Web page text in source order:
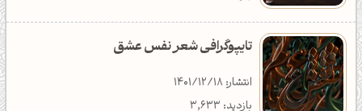
تایپوگرافی شعر نفس عشق
انتشار: 1401/12/18
بازدید: 3,633